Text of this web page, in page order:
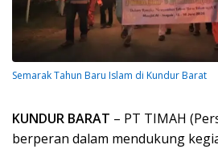
Semarak Tahun Baru Islam di Kundur Barat
KUNDUR BARAT – PT TIMAH
berperan dalam mendukung